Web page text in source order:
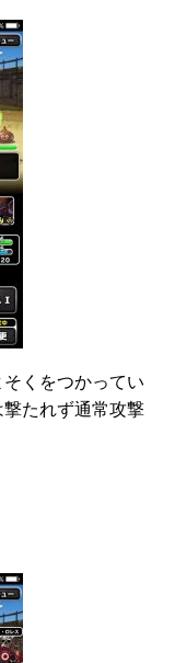
くをつかってい
たれず通常攻撃